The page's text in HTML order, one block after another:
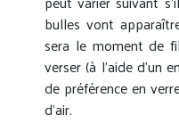
bulles vont
sera le moment de
verser (à l’aide d’un
de préférence en
d’air.